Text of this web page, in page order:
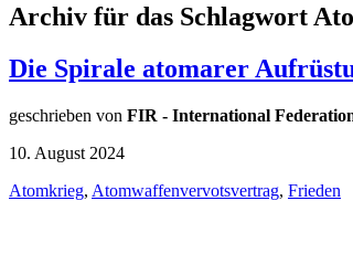
Archiv für das Schlagwort
Die Spirale atomarer
geschrieben von FIR - International
10. August 2024
Atomkrieg, Atomwaffenvervotsvertrag, Frieden